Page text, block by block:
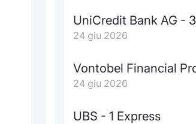
UniCredit Bank AG -
24 giu 2026
Vontobel Financial
24 giu 2026
UBS - 1 Express